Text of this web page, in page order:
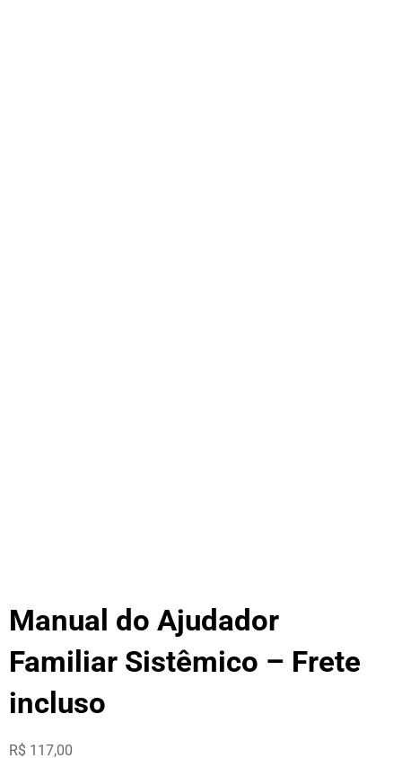
Manual do Ajudador
Familiar Sistêmico – Frete
incluso
R$ 117,00